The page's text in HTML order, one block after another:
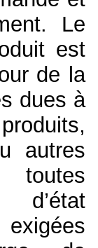
Le
est
de la
dues à
autres
toutes